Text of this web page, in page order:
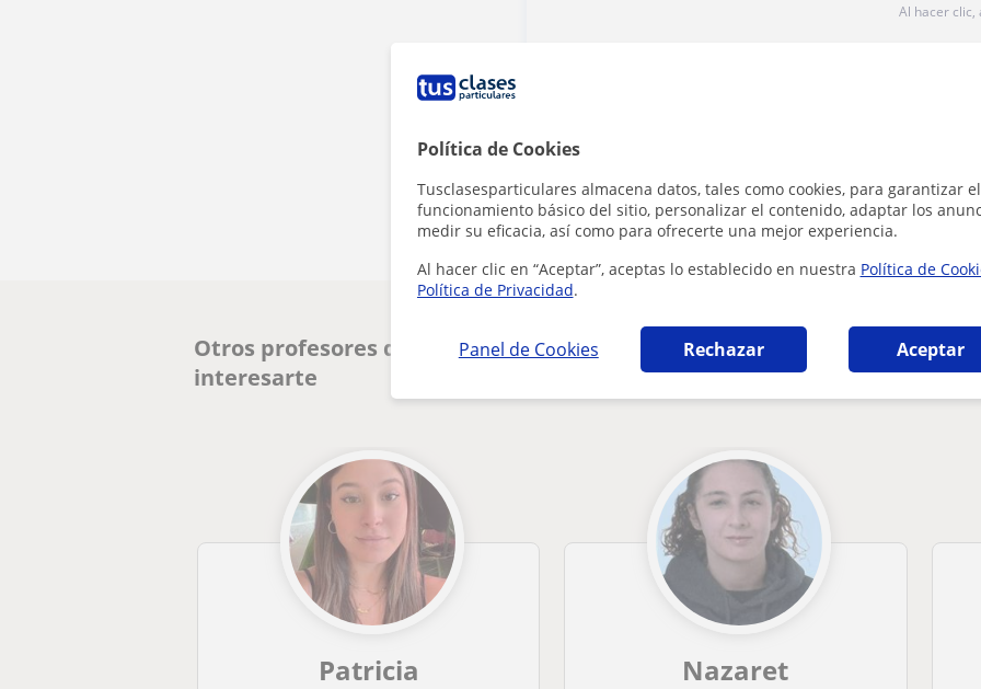
Política de Cookies
Tusclasesparticulares almacena datos, tales como cookies, para garantizar el
funcionamiento básico del sitio, personalizar el contenido, adaptar los
medir su eficacia, así como para ofrecerte una mejor experiencia.
Al hacer clic en “Aceptar”, aceptas lo establecido en nuestra Política de
Política de Privacidad.
Panel de Cookies Rechazar Aceptar
Al hacer
¿Hay algún error en este perfil?Cuéntanos
Otros profesores de Atención a personas dependientes en Las Palmas
interesarte
Patricia Nazaret